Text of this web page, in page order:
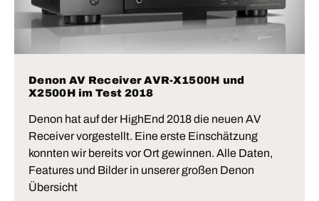
Denon AV Receiver AVR-X1500H und
X2500H im Test 2018
Denon hat auf der HighEnd 2018 die neuen AV
Receiver vorgestellt. Eine erste Einschätzung
konnten wir bereits vor Ort gewinnen. Alle Daten,
Features und Bilder in unserer großen Denon
Übersicht